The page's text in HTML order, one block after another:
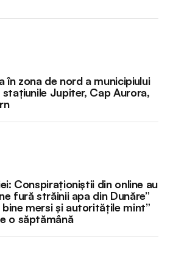
în zona de nord a municipiului
stațiunile Jupiter, Cap Aurora,
Conspiraționiștii din online au
fură străinii apa din Dunăre”
bine mersi și autoritățile mint”
o săptămână